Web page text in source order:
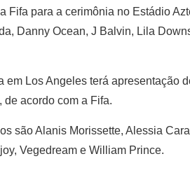
Fifa para a cerimônia no Estádio
Danny Ocean, J Balvin, Lila
em Los Angeles terá apresentação
de acordo com a Fifa.
são Alanis Morissette, Alessia
Vegedream e William Prince.